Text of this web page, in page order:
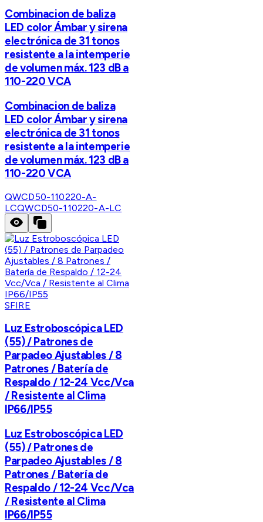
Combinacion de baliza
LED color Ámbar y sirena
electrónica de 31 tonos
resistente a la intemperie
de volumen máx. 123 dB a
110-220 VCA
Combinacion de baliza
LED color Ámbar y sirena
electrónica de 31 tonos
resistente a la intemperie
de volumen máx. 123 dB a
110-220 VCA
QWCD50-110220-A-
LCQWCD50-110220-A-LC
SFIRE
Luz Estroboscópica LED
(55) / Patrones de
Parpadeo Ajustables / 8
Patrones / Batería de
Respaldo / 12-24 Vcc/Vca
/ Resistente al Clima
IP66/IP55
Luz Estroboscópica LED
(55) / Patrones de
Parpadeo Ajustables / 8
Patrones / Batería de
Respaldo / 12-24 Vcc/Vca
/ Resistente al Clima
IP66/IP55